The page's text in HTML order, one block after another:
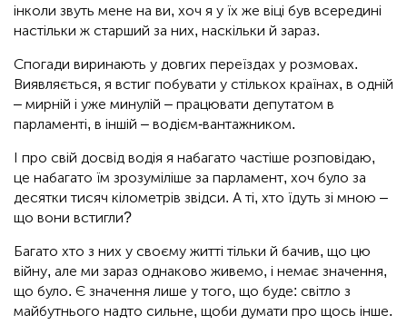
інколи звуть мене на ви, хоч я у їх же віці був всередині
настільки ж старший за них, наскільки й зараз.
Спогади виринають у довгих переїздах у розмовах.
Виявляється, я встиг побувати у стількох країнах, в одній
– мирній і уже минулій – працювати депутатом в
парламенті, в іншій – водієм-вантажником.
І про свій досвід водія я набагато частіше розповідаю,
це набагато їм зрозуміліше за парламент, хоч було за
десятки тисяч кілометрів звідси. А ті, хто їдуть зі мною –
що вони встигли?
Багато хто з них у своєму житті тільки й бачив, що цю
війну, але ми зараз однаково живемо, і немає значення,
що було. Є значення лише у того, що буде: світло з
майбутнього надто сильне, щоби думати про щось інше.